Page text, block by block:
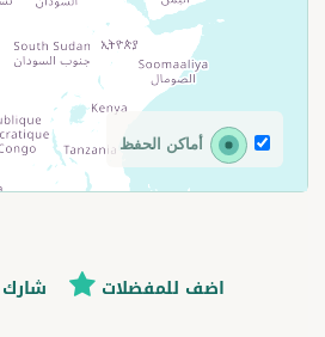
أماكن الحفظ
شارك اضف للمفضلات